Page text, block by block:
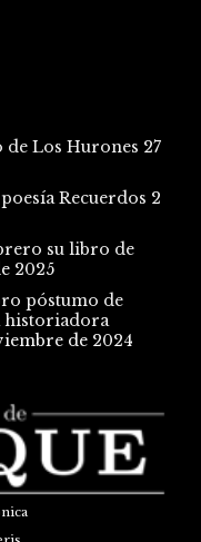
Los Hurones 27
Recuerdos 2
su libro de
2025
póstumo de
historiadora
de 2024